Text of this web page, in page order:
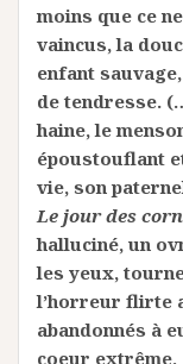
moins que ce
vaincus, la
enfant
de tendresse.
haine, le
époustouflant
vie, son
Le jour des
halluciné, un
les yeux,
l’horreur flirte
abandonnés à
coeur